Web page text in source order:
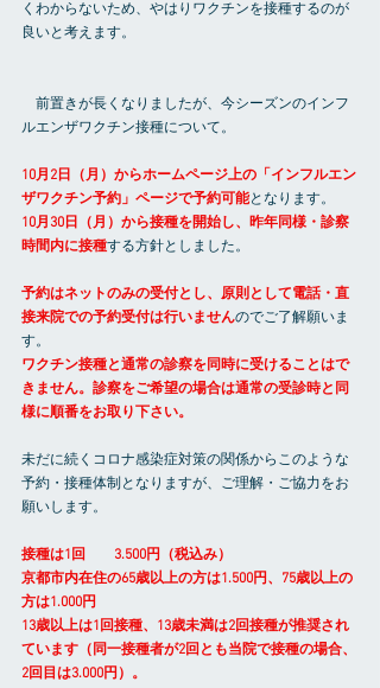
くわからないため、やはりワクチンを接種するのが
良いと考えます。
前置きが長くなりましたが、今シーズンのインフ
ルエンザワクチン接種について。
10月2日（月）からホームページ上の「インフルエン
ザワクチン予約」ページで予約可能となります。
10月30日（月）から接種を開始し、昨年同様・診察
時間内に接種する方針としました。
予約はネットのみの受付とし、原則として電話・直
接来院での予約受付は行いませんのでご了解願いま
す。
ワクチン接種と通常の診察を同時に受けることはで
きません。診察をご希望の場合は通常の受診時と同
様に順番をお取り下さい。
未だに続くコロナ感染症対策の関係からこのような
予約・接種体制となりますが、ご理解・ご協力をお
願いします。
接種は1回　　3.500円（税込み）
京都市内在住の65歳以上の方は1.500円、75歳以上の
方は1.000円
13歳以上は1回接種、13歳未満は2回接種が推奨され
ています（同一接種者が2回とも当院で接種の場合、
2回目は3.000円）。